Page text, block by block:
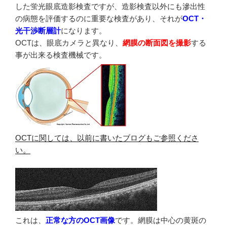
した蛍光眼底造影検査ですが、造影検査以外にも滲出性
の病態を評価するのに重要な検査があり、それがOCT・
光干渉断層計になります。
OCTは、眼底カメラと異なり、 網膜の断面図を撮影する
事が出来る検査機械です。
OCTに関しては、以前に書いたブログもご参照くださ
い。
これは、 正常な方のOCT画像です。網膜は中心の黄斑の